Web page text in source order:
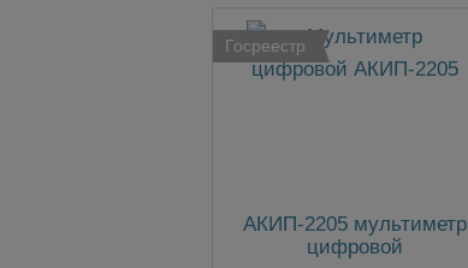
Госреестр
АКИП-2205 мультиметр
цифровой